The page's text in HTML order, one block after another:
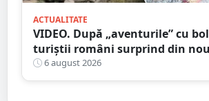
ACTUALITATE
VIDEO. După „aventurile” cu
turiștii români surprind din
pe Bucegi și declarații de
6 august 2026